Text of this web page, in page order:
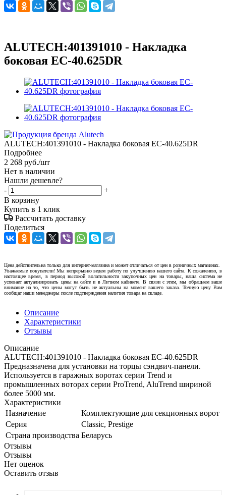
ALUTECH:401391010 - Накладка
боковая EC-40.625DR
ALUTECH:401391010 - Накладка боковая EC-40.625DR
Подробнее
2 268 руб./шт
Нет в наличии
Нашли дешевле?
-
+
В корзину
Купить в 1 клик
Рассчитать доставку
Поделиться
Цена действительна только для интернет-магазина и может отличаться от цен в розничных магазинах.
Уважаемые покупатели! Мы непрерывно ведем работу по улучшению нашего сайта. К сожалению, в
настоящее время, в период высокой волатильности закупочных цен на товары, наша система не
успевает актуализировать цены на сайте и в Личном кабинете. В связи с этим, мы обращаем ваше
внимание на то, что цены могут быть не актуальны на момент вашего заказа. Точную цену Вам
сообщат наши менеджеры после подтверждения наличия товара на складе.
Описание
Характеристики
Отзывы
Описание
ALUTECH:401391010 - Накладка боковая EC-40.625DR
Предназначена для установки на торцы сэндвич-панели.
Используется в гаражных воротах серии Trend и
промышленных воторах серии ProTrend, AluTrend шириной
более 5000 мм.
Характеристики
Назначение
Комплектующие для секционных ворот
Серия
Classic, Prestige
Страна производства Беларусь
Отзывы
Отзывы
Нет оценок
Оставить отзыв